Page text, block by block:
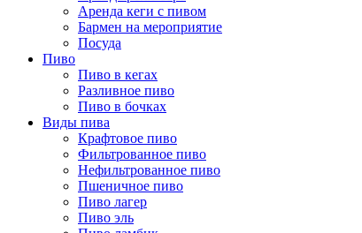
Аренда кеги с пивом
Бармен на мероприятие
Посуда
Пиво
Пиво в кегах
Разливное пиво
Пиво в бочках
Виды пива
Крафтовое пиво
Фильтрованное пиво
Нефильтрованное пиво
Пшеничное пиво
Пиво лагер
Пиво эль